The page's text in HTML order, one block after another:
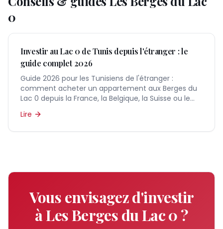
0
Investir au Lac 0 de Tunis depuis l'étranger : le
guide complet 2026
Guide 2026 pour les Tunisiens de l'étranger :
comment acheter un appartement aux Berges du
Lac 0 depuis la France, la Belgique, la Suisse ou le
Lire
Vous envisagez d'investir
àLes Berges du Lac 0 ?